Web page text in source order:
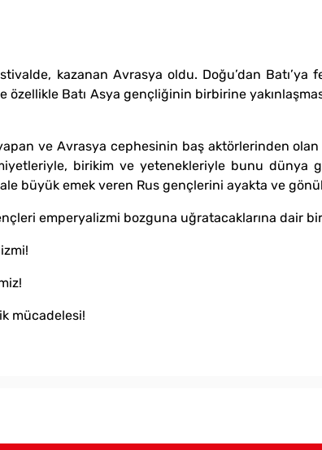
kazanan Avrasya oldu. Doğu’dan
özellikle Batı Asya gençliğinin birbirine
ve Avrasya cephesinin baş aktörlerinden
birikim ve yetenekleriyle bunu dünya
büyük emek veren Rus gençlerini ayakta ve
emperyalizmi bozguna uğratacaklarına dair
mücadelesi!